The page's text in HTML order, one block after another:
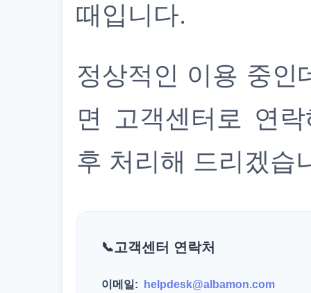
때입니다.
정상적인 이용 중인
면 고객센터로 연
후 처리해 드리겠습
고객센터 연락처
이메일:
helpdesk@albamon.com